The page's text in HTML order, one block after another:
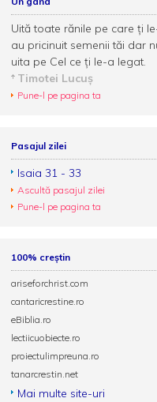
Uită toate rănile pe care ţi
au pricinuit semenii tăi dar
uita pe Cel ce ţi le-a legat.
Timotei Lucuş
Pune-l pe pagina ta
Pasajul zilei
Isaia 31 - 33
Ascultă pasajul zilei
Pune-l pe pagina ta
100% creștin
ariseforchrist.com
cantaricrestine.ro
eBiblia.ro
lectiicuobiecte.ro
proiectulimpreuna.ro
tanarcrestin.net
Mai multe site-uri